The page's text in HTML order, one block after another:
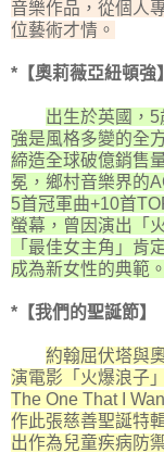
音樂作品，從個人
位藝術才情。
*【奧莉薇亞紐頓強】
出生於英國，
強是風格多變的全
締造全球破億銷售
冕，鄉村音樂界的
5首冠軍曲+10首
螢幕，曾因演出「
「最佳女主角」肯
成為新女性的典範。
*【我們的聖誕節】
約翰屈伏塔與
演電影「火爆浪子
The One That I
作此張慈善聖誕特
出作為兒童疾病防